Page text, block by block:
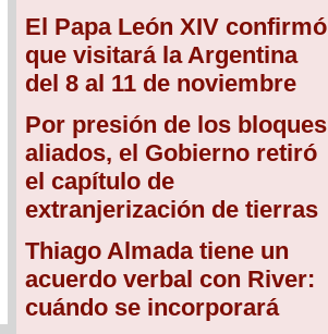
El Papa León XIV confirmó
que visitará la Argentina
del 8 al 11 de noviembre
Por presión de los bloques
aliados, el Gobierno retiró
el capítulo de
extranjerización de tierras
Thiago Almada tiene un
acuerdo verbal con River:
cuándo se incorporará